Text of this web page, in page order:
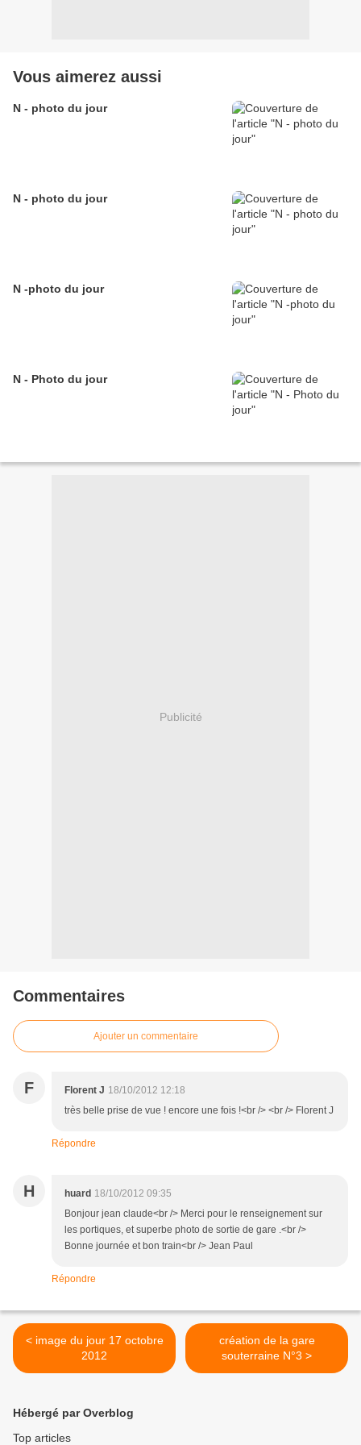
Vous aimerez aussi
N - photo du jour
N - photo du jour
N -photo du jour
N - Photo du jour
Publicité
Commentaires
Ajouter un commentaire
F Florent J 18/10/2012 12:18
très belle prise de vue ! encore une fois !<br /> <br /> Florent J
Répondre
H huard 18/10/2012 09:35
Bonjour jean claude<br /> Merci pour le renseignement sur
les portiques, et superbe photo de sortie de gare .<br />
Bonne journée et bon train<br /> Jean Paul
Répondre
< image du jour 17 octobre
2012
création de la gare
souterraine N°3 >
Hébergé par Overblog
Top articles